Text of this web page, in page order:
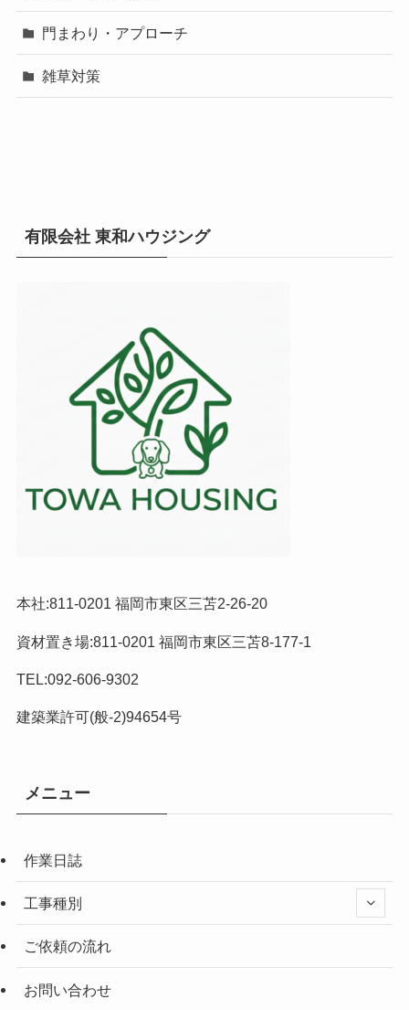
門まわり・アプローチ
雑草対策
有限会社 東和ハウジング
本社:811-0201 福岡市東区三苫2-26-20
資材置き場:811-0201 福岡市東区三苫8-177-1
TEL:092-606-9302
建築業許可(般-2)94654号
メニュー
作業日誌
工事種別
ご依頼の流れ
お問い合わせ